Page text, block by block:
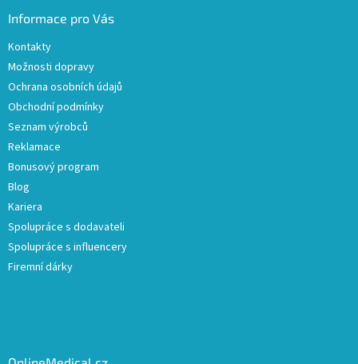
Informace pro Vás
Kontakty
Možnosti dopravy
Ochrana osobních údajů
Obchodní podmínky
Seznam výrobců
Reklamace
Bonusový program
Blog
Kariera
Spolupráce s dodavateli
Spolupráce s influencery
Firemní dárky